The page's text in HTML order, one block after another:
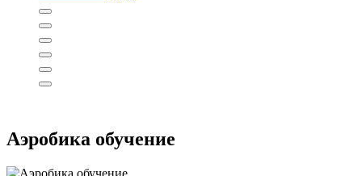
Аэробика обучение